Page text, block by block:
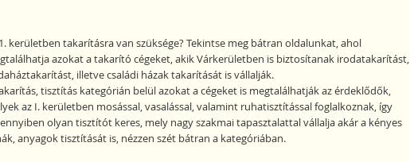
kerületben takarításra van szüksége? Tekintse meg bátran oldalunkat, ahol
azokat a takarító cégeket, akik Várkerületben is biztosítanak irodatakarítást,
illetve családi házak takarítását is vállalják.
tisztítás kategórián belül azokat a cégeket is megtalálhatják az érdeklődők,
az I. kerületben mosással, vasalással, valamint ruhatisztítással foglalkoznak, így
olyan tisztítót keres, mely nagy szakmai tapasztalattal vállalja akár a kényes
anyagok tisztítását is, nézzen szét bátran a kategóriában.